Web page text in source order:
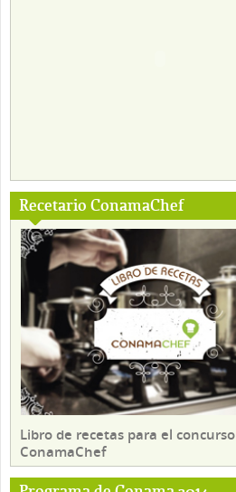
Recetario ConamaChef
Libro de recetas para el concurso
ConamaChef